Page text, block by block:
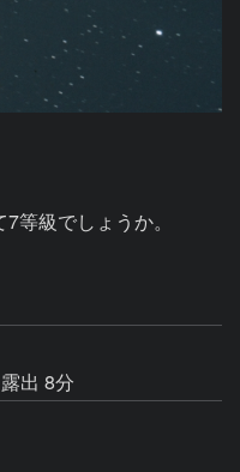
等級でしょうか。
露出 8分